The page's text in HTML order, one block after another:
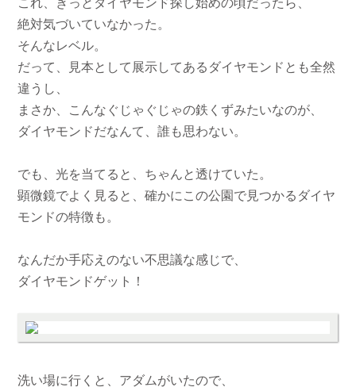
絶対気づいていなかった。
そんなレベル。
だって、見本として展示してあるダイヤモンドとも全然
違うし、
まさか、こんなぐじゃぐじゃの鉄くずみたいなのが、
ダイヤモンドだなんて、誰も思わない。
でも、光を当てると、ちゃんと透けていた。
顕微鏡でよく見ると、確かにこの公園で見つかるダイヤ
モンドの特徴も。
なんだか手応えのない不思議な感じで、
ダイヤモンドゲット！
洗い場に行くと、アダムがいたので、